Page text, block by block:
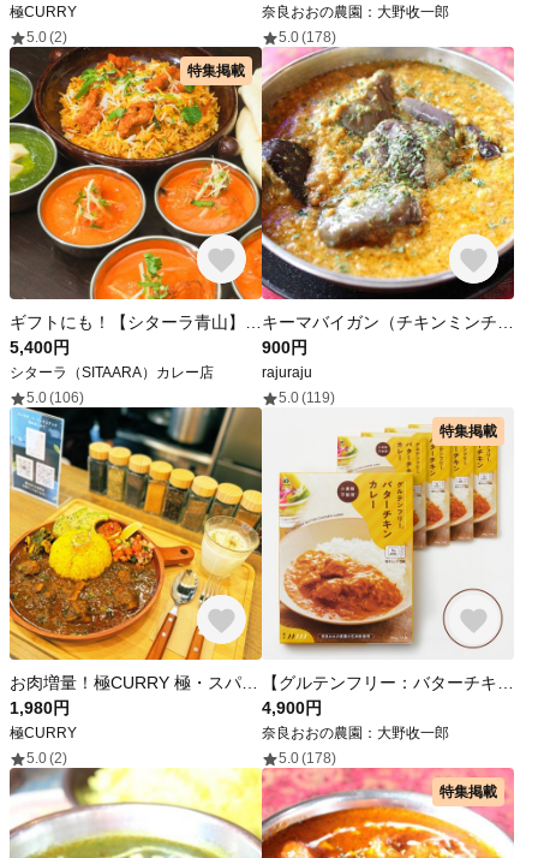
極CURRY
5.0(2)
奈良おおの農園：大野收一郎
5.0(178)
特集掲載
5,400円
シターラ（SITAARA）カレー店
5.0(106)
900円
rajuraju
5.0(119)
1,980円
極CURRY
5.0(2)
特集掲載
4,900円
奈良おおの農園：大野收一郎
5.0(178)
特集掲載